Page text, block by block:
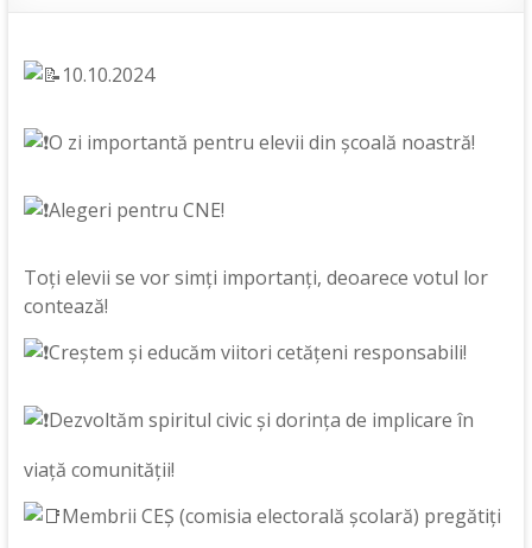
2019;
10.10.2024
O zi importantă pentru elevii din școală noastră!
Alegeri pentru CNE!
Toți elevii se vor simți importanți, deoarece votul lor
contează!
Creștem și educăm viitori cetățeni responsabili!
Dezvoltăm spiritul civic și dorința de implicare în
viață comunității!
Membrii CEȘ (comisia electorală școlară) pregătiți